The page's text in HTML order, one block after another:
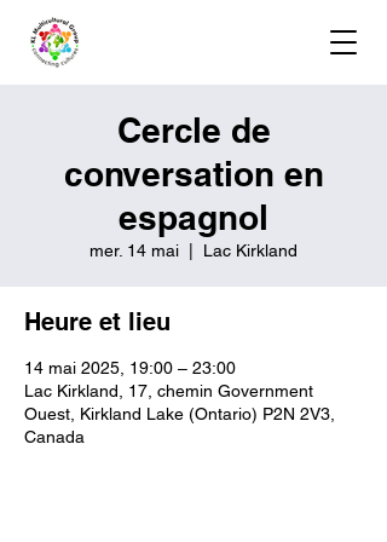
Cercle de
conversation en
espagnol
mer. 14 mai Lac Kirkland
Heure et lieu
14 mai 2025, 19:00 – 23:00
Lac Kirkland, 17, chemin Government
Ouest, Kirkland Lake (Ontario) P2N 2V3,
Canada